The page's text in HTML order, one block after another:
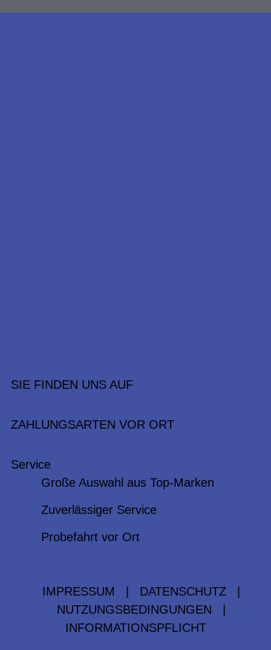
SIE FINDEN UNS AUF
ZAHLUNGSARTEN VOR ORT
Service
Große Auswahl aus Top-Marken
Zuverlässiger Service
Probefahrt vor Ort
IMPRESSUM DATENSCHUTZ
NUTZUNGSBEDINGUNGEN
INFORMATIONSPFLICHT